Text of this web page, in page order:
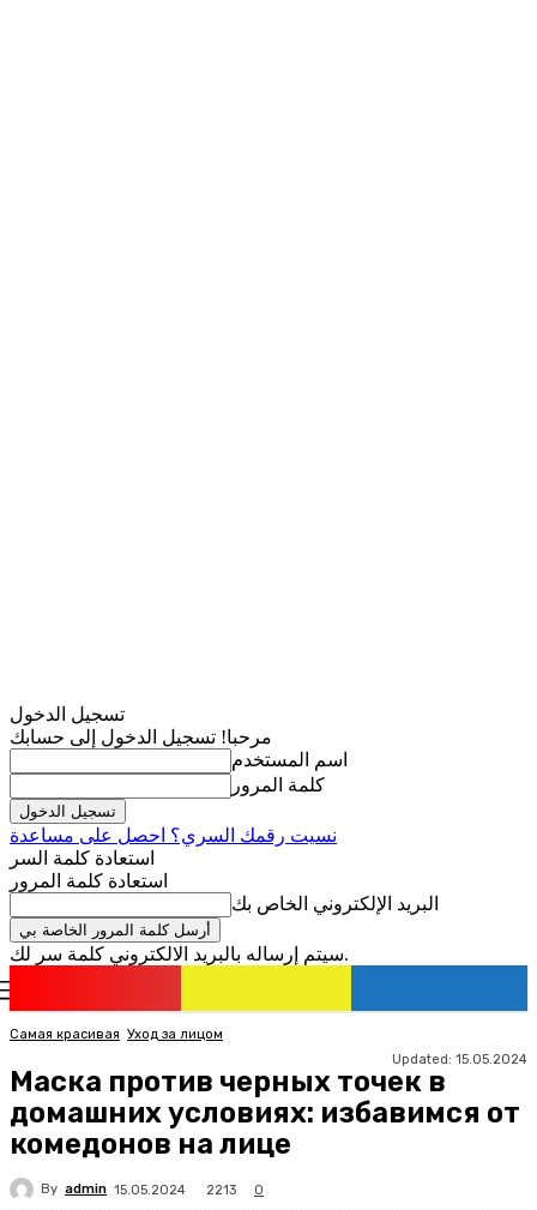
تسجيل الدخول
مرحبا! تسجيل الدخول إلى حسابك
اسم المستخدم
كلمة المرور
نسيت رقمك السري؟ احصل على مساعدة
استعادة كلمة السر
استعادة كلمة المرور
البريد الإلكتروني الخاص بك
سيتم إرساله بالبريد الالكتروني كلمة سر لك.
Самая красивая Уход за лицом
Updated: 15.05.2024
Маска против черных точек в
домашних условиях: избавимся от
комедонов на лице
By admin 15.05.2024 2213 0